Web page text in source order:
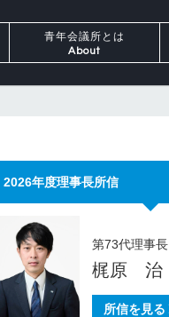
青年会議所とは
About
2026年度理事長所信
第73代理事長
梶原 治
所信を見る